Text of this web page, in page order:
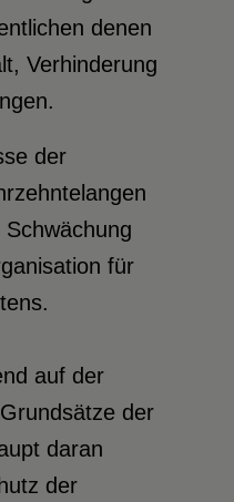
denen
Verhinderung
der
für
auf der
der
daran
der